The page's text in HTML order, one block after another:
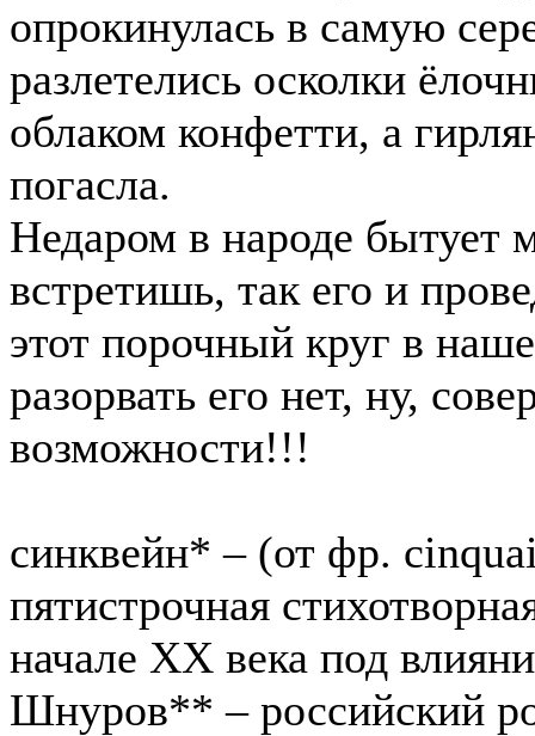
опрокинулась в самую
разлетелись осколки
облаком конфетти, а
погасла.
Недаром в народе бытует
встретишь, так его и
этот порочный круг в
разорвать его нет, ну,
возможности!!!
синквейн* – (от фр.
пятистрочная
начале XX века под
Шнуров** – российский